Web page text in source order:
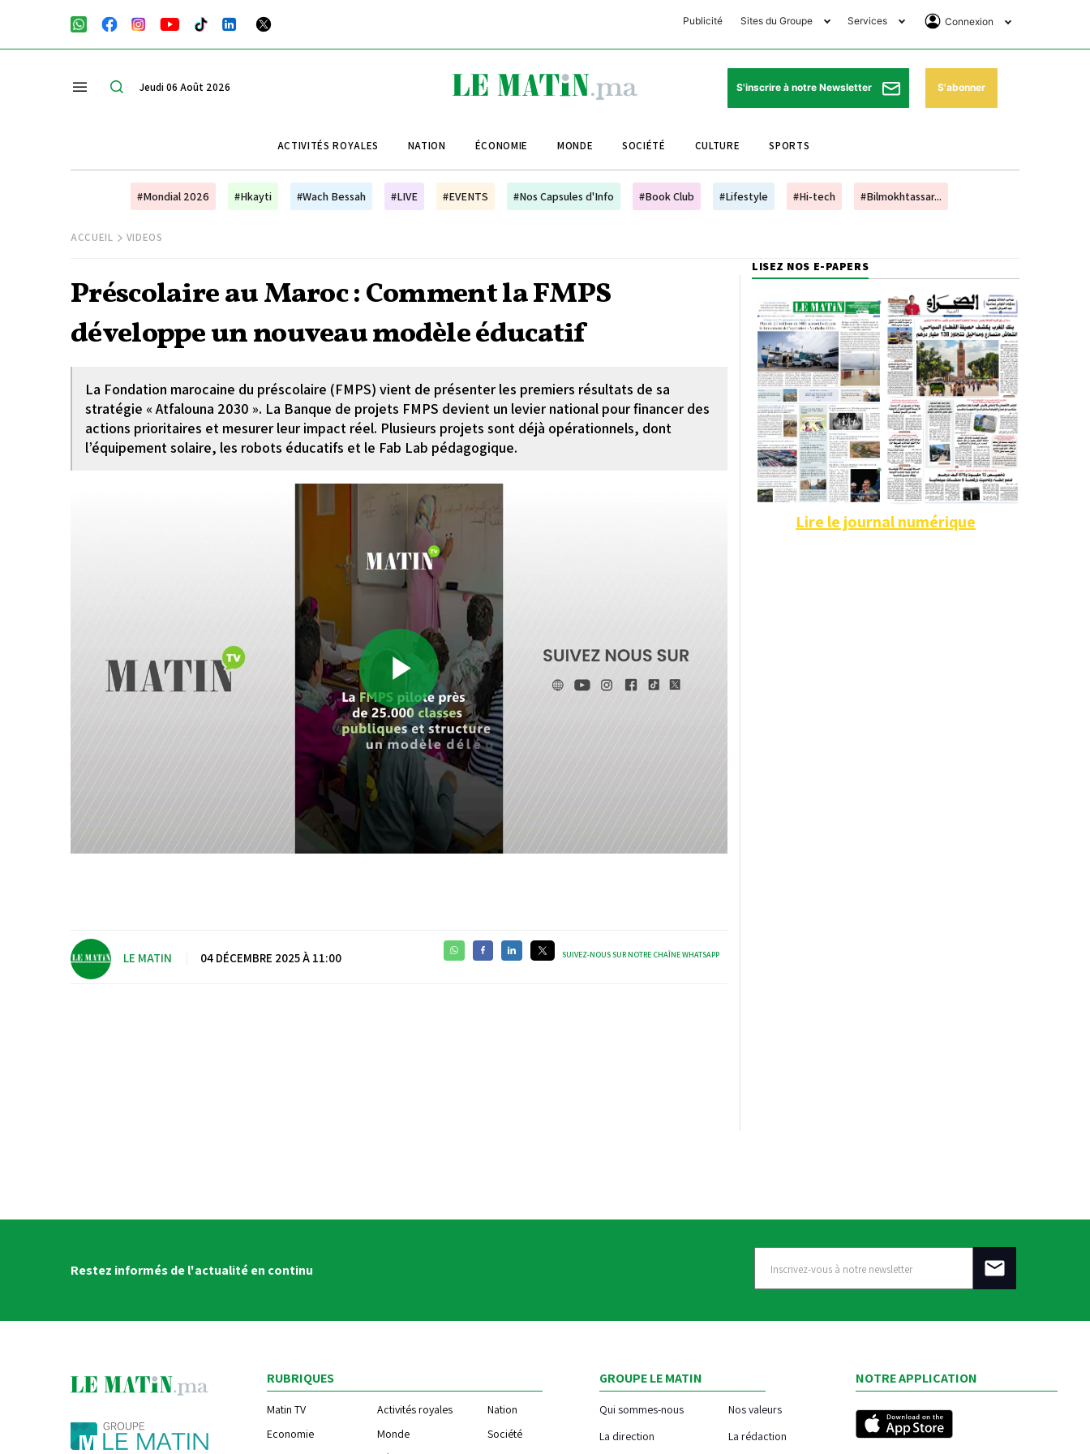
Publicité Sites du Groupe
Club Avantages
Le Matin Sports
Le Matin Store
Le Matin Annonces
Morocco Today Forum
Bookclub
Services
Horaires de prières
Pharmacies de garde
Programme TV
Cinéma
Connexion
Se Connecter
Abonnement
Jeudi 06 Août 2026 S'inscrire à notre Newsletter S'abonner
ACTIVITÉS ROYALES NATION ÉCONOMIE MONDE SOCIÉTÉ CULTURE SPORTS
#Mondial 2026 #Hkayti #Wach Bessah #LIVE #EVENTS #Nos Capsules d'Info #Book Club #Lifestyle #Hi-tech #Bilmokhtassar...
ACCUEIL VIDEOS
Préscolaire au Maroc : Comment la FMPS
développe un nouveau modèle éducatif
La Fondation marocaine du préscolaire (FMPS) vient de présenter les premiers résultats de sa
stratégie « Atfalouna 2030 ». La Banque de projets FMPS devient un levier national pour financer des
actions prioritaires et mesurer leur impact réel. Plusieurs projets sont déjà opérationnels, dont
l’équipement solaire, les robots éducatifs et le Fab Lab pédagogique.
Play
Video
LE MATIN 04 DÉCEMBRE 2025 À 11:00 SUIVEZ-NOUS SUR NOTRE CHAÎNE WHATSAPP
LISEZ NOS E-PAPERS
Lire le journal numérique
Restez informés de l'actualité en continu
RUBRIQUES
Matin TV Activités royales
Nation
Economie
Monde
Société
GROUPE LE MATIN
Qui sommes-nous
Nos valeurs
La direction
La rédaction
NOTRE APPLICATION